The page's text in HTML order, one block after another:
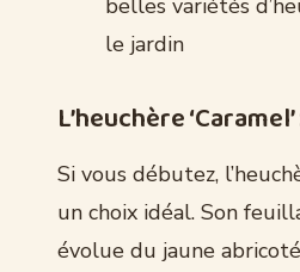
belles variétés
le jardin
L’heuchère
Si vous débutez,
un choix idéal. Son
évolue du jaune